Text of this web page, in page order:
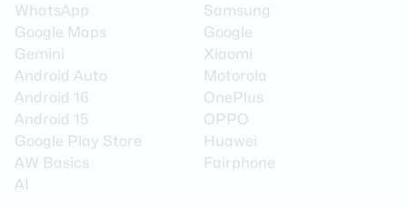
WhatsApp
Google Maps
Gemini
Android Auto
Android 16
Android 15
Google Play Store
AW Basics
AI
Samsung
Google
Xiaomi
Motorola
OnePlus
OPPO
Huawei
Fairphone